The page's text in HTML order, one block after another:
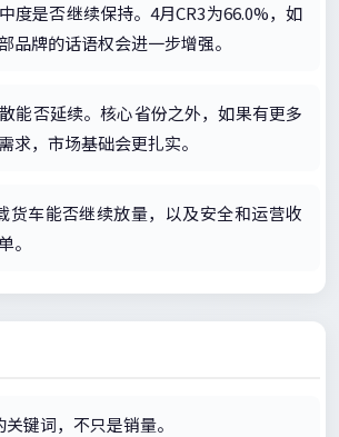
度是否继续保持。4月CR3为66.0%，如
品牌的话语权会进一步增强。
能否延续。核心省份之外，如果有更多
求，市场基础会更扎实。
货车能否继续放量，以及安全和运营收
。
键词，不只是销量。